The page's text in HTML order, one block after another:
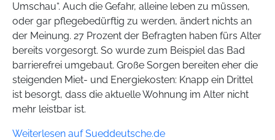
Umschau“. Auch die Gefahr, alleine leben zu müssen,
oder gar pflegebedürftig zu werden, ändert nichts an
der Meinung. 27 Prozent der Befragten haben fürs Alter
bereits vorgesorgt. So wurde zum Beispiel das Bad
barrierefrei umgebaut. Große Sorgen bereiten eher die
steigenden Miet- und Energiekosten: Knapp ein Drittel
ist besorgt, dass die aktuelle Wohnung im Alter nicht
mehr leistbar ist.
Weiterlesen auf Sueddeutsche.de